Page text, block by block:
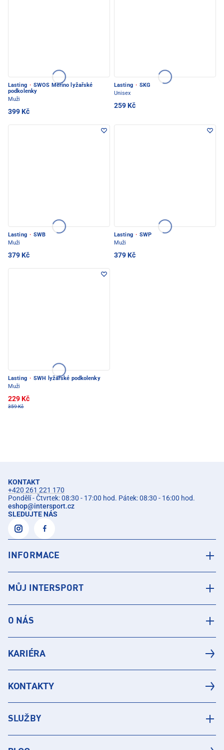
Lasting · SWOS Merino lyžařské
podkolenky
Muži
399 Kč
Lasting · SKG
Unisex
259 Kč
Lasting · SWB
Muži
379 Kč
Lasting · SWP
Muži
379 Kč
Lasting · SWH lyžařské podkolenky
Muži
229 Kč
359 Kč
KONTAKT
+420 261 221 170
Pondělí - Čtvrtek: 08:30 - 17:00 hod. Pátek: 08:30 - 16:00 hod.
eshop@intersport.cz
SLEDUJTE NÁS
INFORMACE
MŮJ INTERSPORT
O NÁS
KARIÉRA
KONTAKTY
SLUŽBY